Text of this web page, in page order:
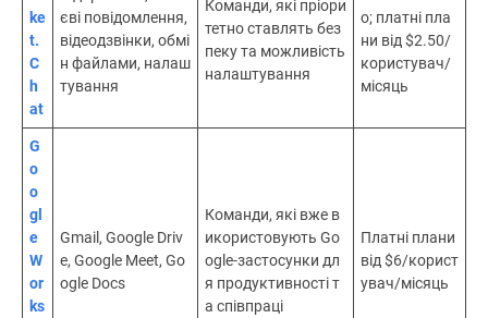
ke
t.
C
h
at
єві повідомлення,
відеодзвінки, обмі
н файлами, налаш
тування
Команди, які пріори
тетно ставлять без
пеку та можливість
налаштування
о; платні пла
ни від $2.50/
користувач/
місяць
G
o
o
gl
e
W
or
ks
Gmail, Google Driv
e, Google Meet, Go
ogle Docs
Команди, які вже в
икористовують Go
ogle-застосунки дл
я продуктивності т
а співпраці
Платні плани
від $6/корист
увач/місяць